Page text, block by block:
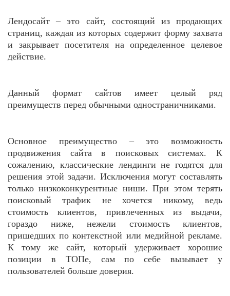
Лендосайт – это сайт, состоящий из продающих
страниц, каждая из которых содержит форму захвата
и закрывает посетителя на определенное целевое
действие.
Данный формат сайтов имеет целый ряд
преимуществ перед обычными одностраничниками.
Основное преимущество – это возможность
продвижения сайта в поисковых системах. К
сожалению, классические лендинги не годятся для
решения этой задачи. Исключения могут составлять
только низкоконкурентные ниши. При этом терять
поисковый трафик не хочется никому, ведь
стоимость клиентов, привлеченных из выдачи,
гораздо ниже, нежели стоимость клиентов,
пришедших по контекстной или медийной рекламе.
К тому же сайт, который удерживает хорошие
позиции в ТОПе, сам по себе вызывает у
пользователей больше доверия.